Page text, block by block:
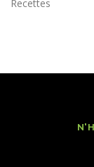
Recettes